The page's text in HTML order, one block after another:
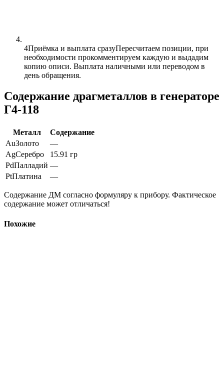
4Приёмка и выплата сразуПересчитаем позиции, при
необходимости прокомментируем каждую и выдадим
копию описи. Выплата наличными или переводом в
день обращения.
Содержание драгметаллов в генераторе
Г4-118
Металл
Содержание
AuЗолото
—
AgСеребро
15.91 гр
PdПалладий —
PtПлатина —
Содержание ДМ согласно формуляру к прибору. Фактическое
содержание может отличаться!
Похожие